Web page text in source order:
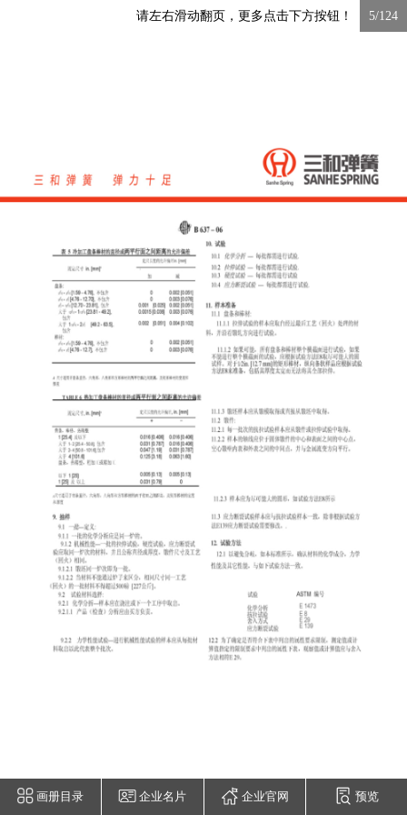
请左右滑动翻页，更多点击下方按钮！ 5/124
画册目录 企业名片 企业官网 预览